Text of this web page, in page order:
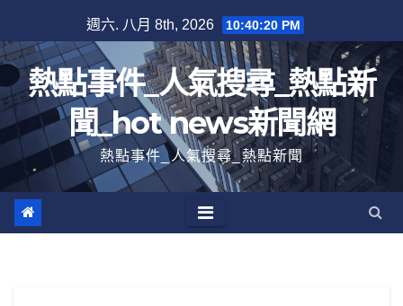
至
內
容
週六. 八月 8th, 2026 10:40:20 PM
熱點事件_人氣搜尋_熱點新
聞_hot news新聞網
熱點事件_人氣搜尋_熱點新聞